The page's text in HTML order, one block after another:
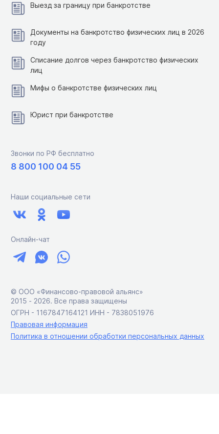
Выезд за границу при банкротстве
Документы на банкротство физических лиц в 2026
году
Списание долгов через банкротство физических
лиц
Мифы о банкротстве физических лиц
Юрист при банкротстве
Звонки по РФ бесплатно
8 800 100 04 55
Наши социальные сети
Онлайн-чат
© ООО «Финансово-правовой альянс»
2015 ‑ 2026. Все права защищены
ОГРН - 1167847164121 ИНН - 7838051976
Правовая информация
Политика в отношении обработки персональных данных